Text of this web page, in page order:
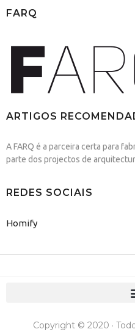
FARQ
ARTIGOS
A FARQ é a parceira certa para
parte dos projectos de
REDES SOCIAIS
Homify
Copyright © 2020 ·